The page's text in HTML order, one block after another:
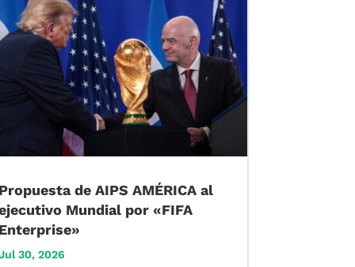
Propuesta de AIPS AMÉRICA al
Mundial por «FIFA
Enterprise»
30, 2026